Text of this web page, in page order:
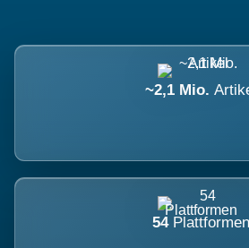
~2,1 Mio.
54 Plattformen